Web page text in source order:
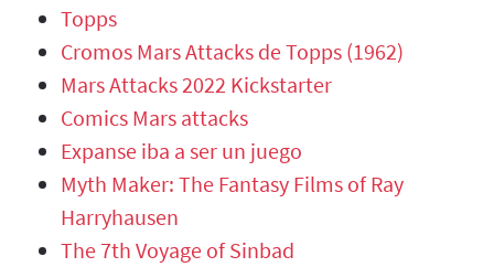
Topps
Cromos Mars Attacks de Topps (1962)
Mars Attacks 2022 Kickstarter
Comics Mars attacks
Expanse iba a ser un juego
Myth Maker: The Fantasy Films of Ray
Harryhausen
The 7th Voyage of Sinbad